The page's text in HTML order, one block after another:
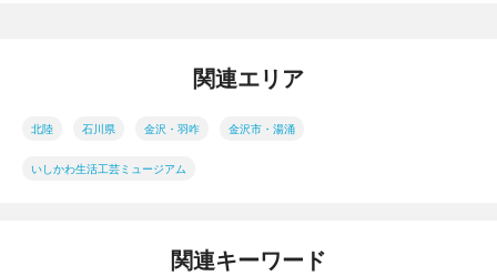
関連エリア
北陸 石川県 金沢・羽咋 金沢市・湯涌
いしかわ生活工芸ミュージアム
関連キーワード